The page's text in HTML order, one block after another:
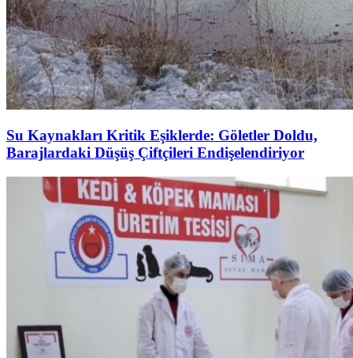
Su Kaynakları Kritik Eşiklerde: Göletler Doldu,
Barajlardaki Düşüş Çiftçileri Endişelendiriyor